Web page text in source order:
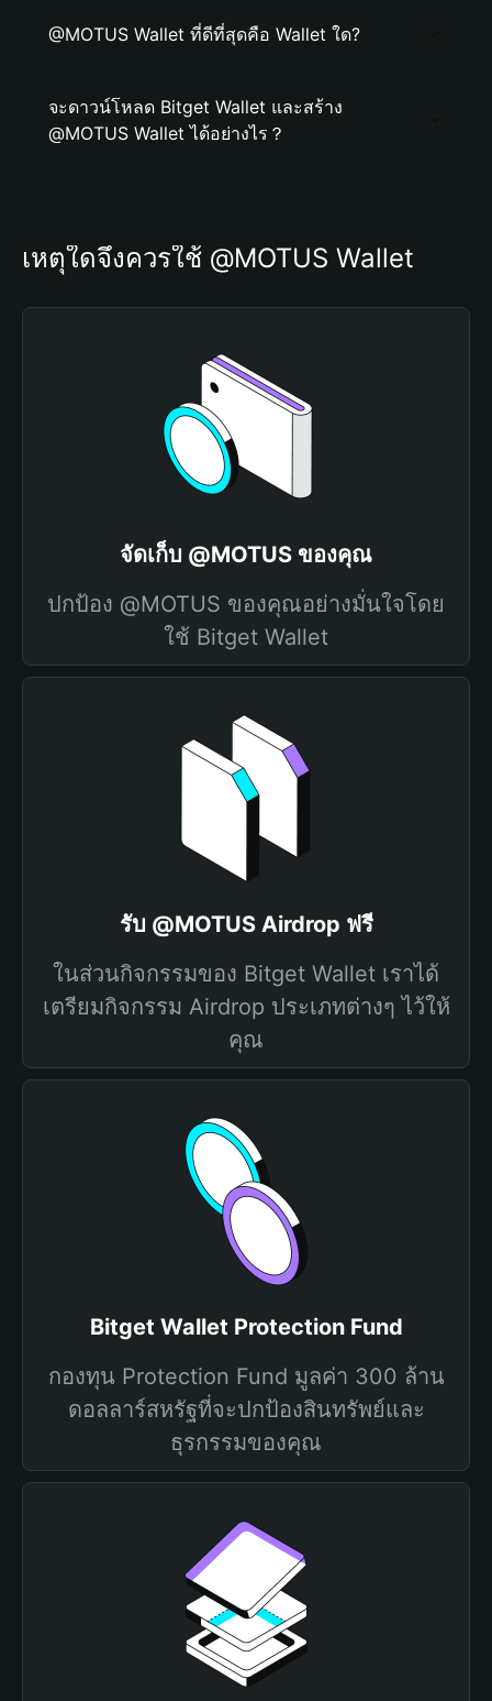
@MOTUS Wallet ที่ดีที่สุดคือ Wallet ใด?
จะดาวน์โหลด Bitget Wallet และสร้าง
@MOTUS Wallet ได้อย่างไร？
เหตุใดจึงควรใช้ @MOTUS Wallet
จัดเก็บ @MOTUS ของคุณ
ปกป้อง @MOTUS ของคุณอย่างมั่นใจโดย
ใช้ Bitget Wallet
รับ @MOTUS Airdrop ฟรี
ในส่วนกิจกรรมของ Bitget Wallet เราได้
เตรียมกิจกรรม Airdrop ประเภทต่างๆ ไว้ให้
คุณ
Bitget Wallet Protection Fund
กองทุน Protection Fund มูลค่า 300 ล้าน
ดอลลาร์สหรัฐที่จะปกป้องสินทรัพย์และ
ธุรกรรมของคุณ